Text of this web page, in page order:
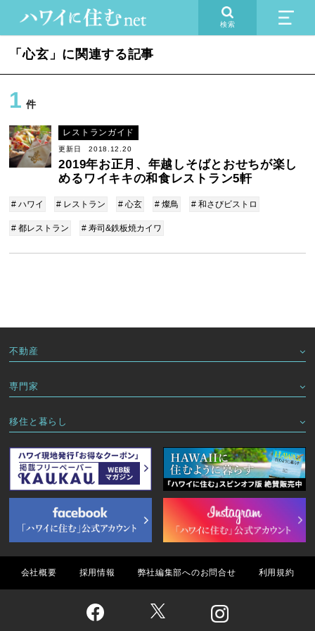
検索
「心玄」に関連する記事
1 件
レストランガイド
更新日 2018.12.20
2019年お正月、年越しそばとおせちが楽し
めるワイキキの和食レストラン5軒
# ハワイ # レストラン # 心玄 # 燦鳥 # 和さびビストロ
# 都レストラン # 寿司&鉄板焼カイワ
不動産
専門家
移住と暮らし
会社概要 採用情報 弊社編集部へのお問合せ 利用規約